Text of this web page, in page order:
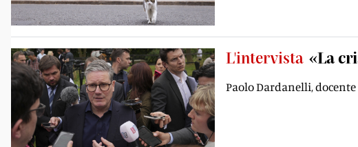
L'intervista «La
Paolo Dardanelli,